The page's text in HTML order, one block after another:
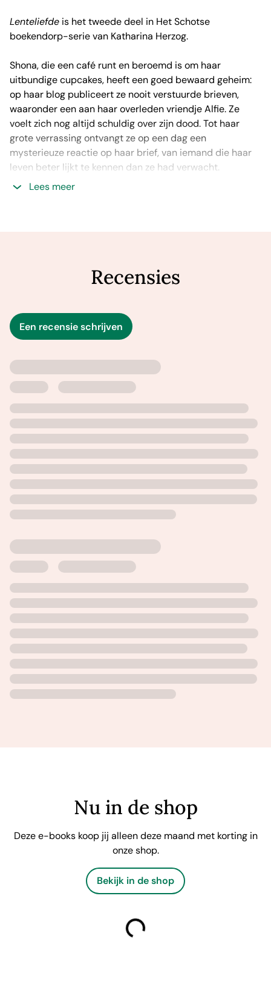
Lenteliefde is het tweede deel in Het Schotse
boekendorp-serie van Katharina Herzog.
Shona, die een café runt en beroemd is om haar
uitbundige cupcakes, heeft een goed bewaard geheim:
op haar blog publiceert ze nooit verstuurde brieven,
waaronder een aan haar overleden vriendje Alfie. Ze
voelt zich nog altijd schuldig over zijn dood. Tot haar
grote verrassing ontvangt ze op een dag een
mysterieuze reactie op haar brief, van iemand die haar
leven beter lijkt te kennen dan ze had verwacht.
Lees meer
Recensies
Een recensie schrijven
Nu in de shop
Deze e-books koop jij alleen deze maand met korting in
onze shop.
Bekijk in de shop
laden